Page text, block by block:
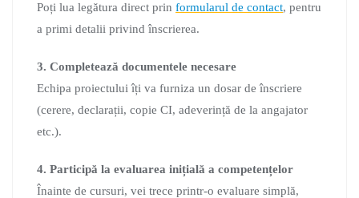
Poți lua legătura direct prin formularul de contact, pentru
a primi detalii privind înscrierea.
3. Completează documentele necesare
Echipa proiectului îți va furniza un dosar de înscriere
(cerere, declarații, copie CI, adeverință de la angajator
etc.).
4. Participă la evaluarea inițială a competențelor
Înainte de cursuri, vei trece printr-o evaluare simplă,